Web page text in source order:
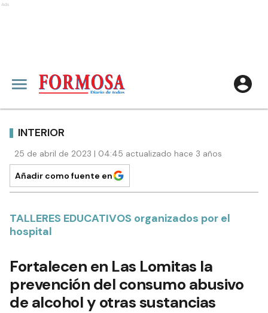
Ads
INTERIOR
25 de abril de 2023 | 04:45 actualizado hace 3 años
Añadir como fuente en
TALLERES EDUCATIVOS organizados por el
hospital
Fortalecen en Las Lomitas la
prevención del consumo abusivo
de alcohol y otras sustancias